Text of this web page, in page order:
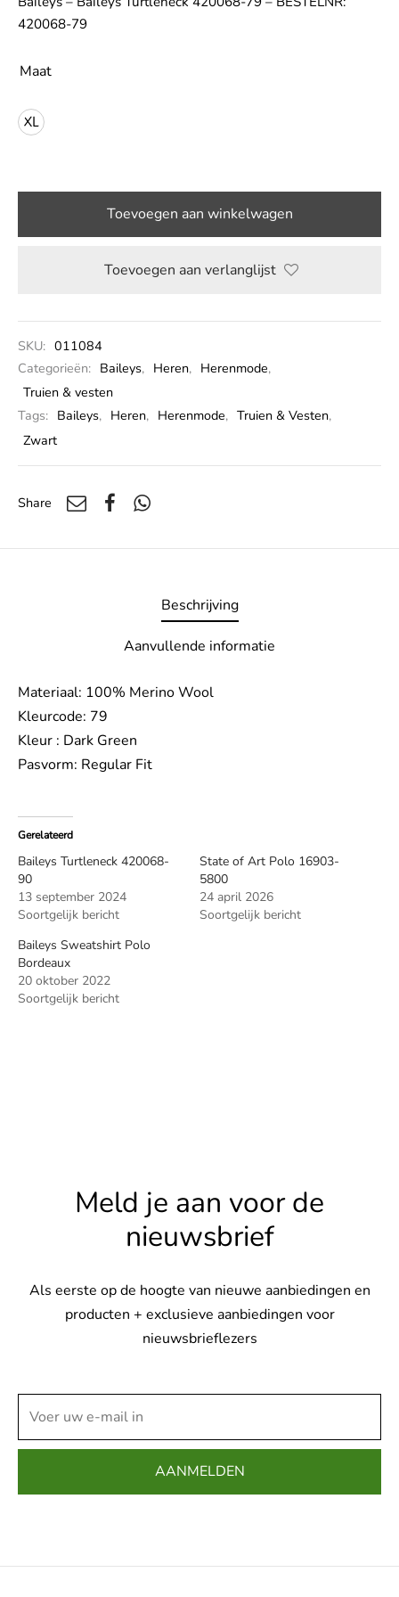
420068-79
Maat
XL
Toevoegen aan winkelwagen
Toevoegen aan verlanglijst
SKU: 011084
Categorieën: Baileys, Heren, Herenmode,
Truien & vesten
Tags: Baileys, Heren, Herenmode, Truien & Vesten,
Zwart
Share
Beschrijving
Aanvullende informatie
Materiaal: 100% Merino Wool
Kleurcode: 79
Kleur : Dark Green
Pasvorm: Regular Fit
Gerelateerd
Baileys Turtleneck 420068-
90
13 september 2024
Soortgelijk bericht
State of Art Polo 16903-
5800
24 april 2026
Soortgelijk bericht
Baileys Sweatshirt Polo
Bordeaux
20 oktober 2022
Soortgelijk bericht
Meld je aan voor de
nieuwsbrief
Als eerste op de hoogte van nieuwe aanbiedingen en
producten + exclusieve aanbiedingen voor
nieuwsbrieflezers